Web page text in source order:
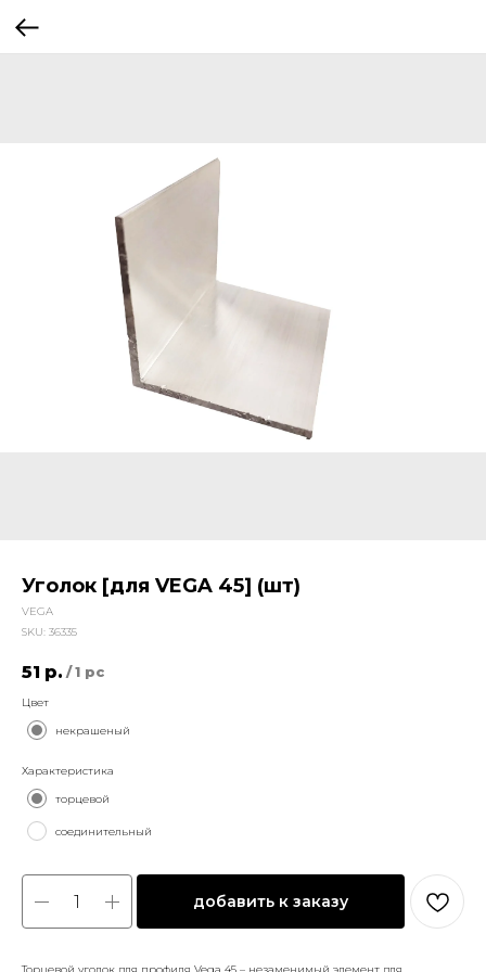
Уголок [для VEGA 45] (шт)
VEGA
SKU: 36335
51 р. / 1 pc
Цвет
некрашеный
Характеристика
торцевой
соединительный
добавить к заказу